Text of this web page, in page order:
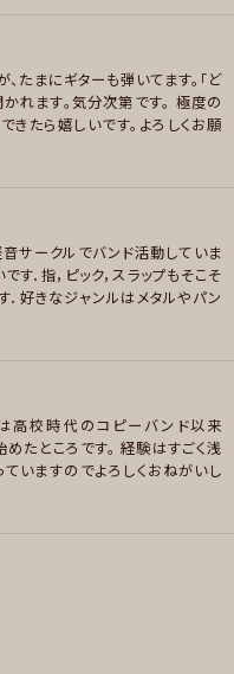
num
色社会*TOMOO*離婚伝説*C
スペル/アカペラ
たまにギターも弾いてます。「ど
れます。気分次第です。 極度の
きたら嬉しいです。よろしくお願
jet city、glim spanky、
、BiSH、super butter do
Sounds、Nujabes、The
、globe、きのこ帝国、chilld
ッツ、相対性理論、Nakamura
Diao、Cymbals、モノンク
、エルヴィス・コステロ、安
Sauce
/フュージョン
サークルでバンド活動していま
す．指，ピック，スラップもそこそ
．好きなジャンルはメタルやパン
ジャンルにこだわらずいろんな
まってたまにライブする感じで
SMITH,マキシマム ザ ホルモ
ィメタル
高校時代のコピーバンド以来
たところです。 経験はすごく浅
いますのでよろしくおねがいし
、フリッパーズギター、LUN
JAPAN,PINK、Black Sabb